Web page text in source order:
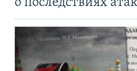
о последствиях